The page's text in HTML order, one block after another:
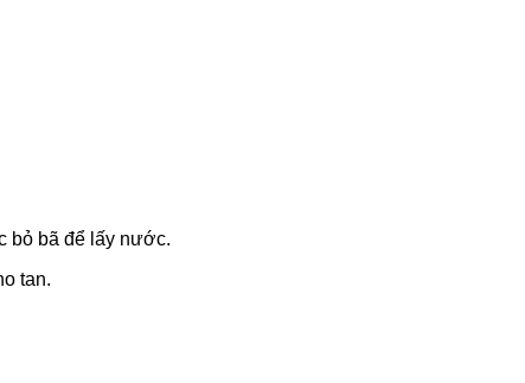
bỏ bã để lấy nước.
tan.